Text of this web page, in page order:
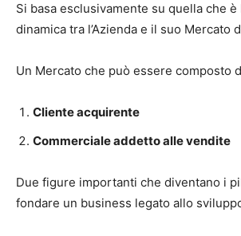
Si basa esclusivamente su quella che è
dinamica tra l’Azienda e il suo Mercato
Un Mercato che può essere composto
Cliente acquirente
Commerciale addetto alle vendite
Due figure importanti che diventano i
fondare un business legato allo